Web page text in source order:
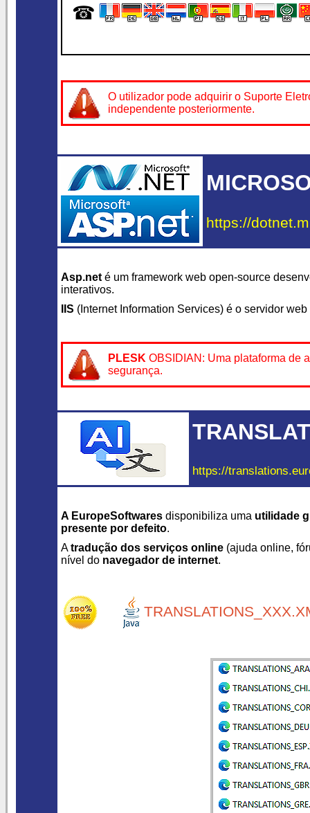
☎
O utilizador pode adquirir o Suporte
independente posteriormente.
https://
Asp.net é um framework web open-source
interativos.
IIS (Internet Information Services) é o servidor
PLESK OBSIDIAN: Uma plataforma de
segurança.
https://
A EuropeSoftwares disponibiliza uma utilidade
presente por defeito.
Atradução dos serviços online (ajuda online,
nível do navegador de internet.